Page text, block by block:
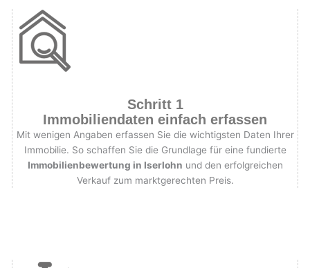
Schritt 1
Immobiliendaten einfach erfassen
Mit wenigen Angaben erfassen Sie die wichtigsten Daten Ihrer
Immobilie. So schaffen Sie die Grundlage für eine fundierte
Immobilienbewertung in Iserlohn und den erfolgreichen
Verkauf zum marktgerechten Preis.